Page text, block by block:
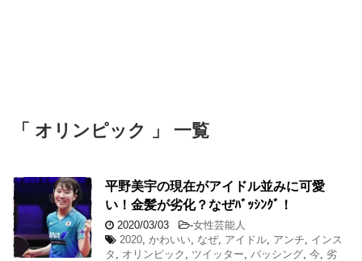
「 オリンピック 」 一覧
平野美宇の現在がアイドル並みに可愛
い！金髪が劣化？なぜﾊﾞｯｼﾝｸﾞ！
2020/03/03 -女性芸能人
2020 かわいい なぜ, アイドル アンチ
インス
タ
オリンピック ツイッター バッシング 今 劣